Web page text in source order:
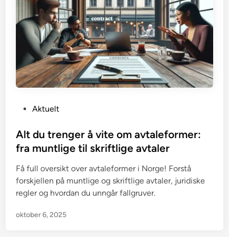
s
t
d
i
n
Aktuelt
Alt du trenger å vite om avtaleformer:
fra muntlige til skriftlige avtaler
Få full oversikt over avtaleformer i Norge! Forstå
forskjellen på muntlige og skriftlige avtaler, juridiske
regler og hvordan du unngår fallgruver.
oktober 6, 2025